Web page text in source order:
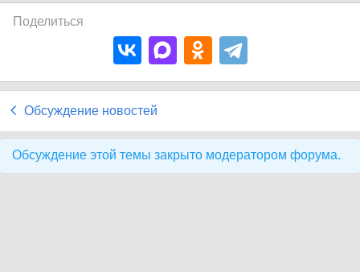
Поделиться
Обсуждение новостей
Обсуждение этой темы закрыто модератором форума.